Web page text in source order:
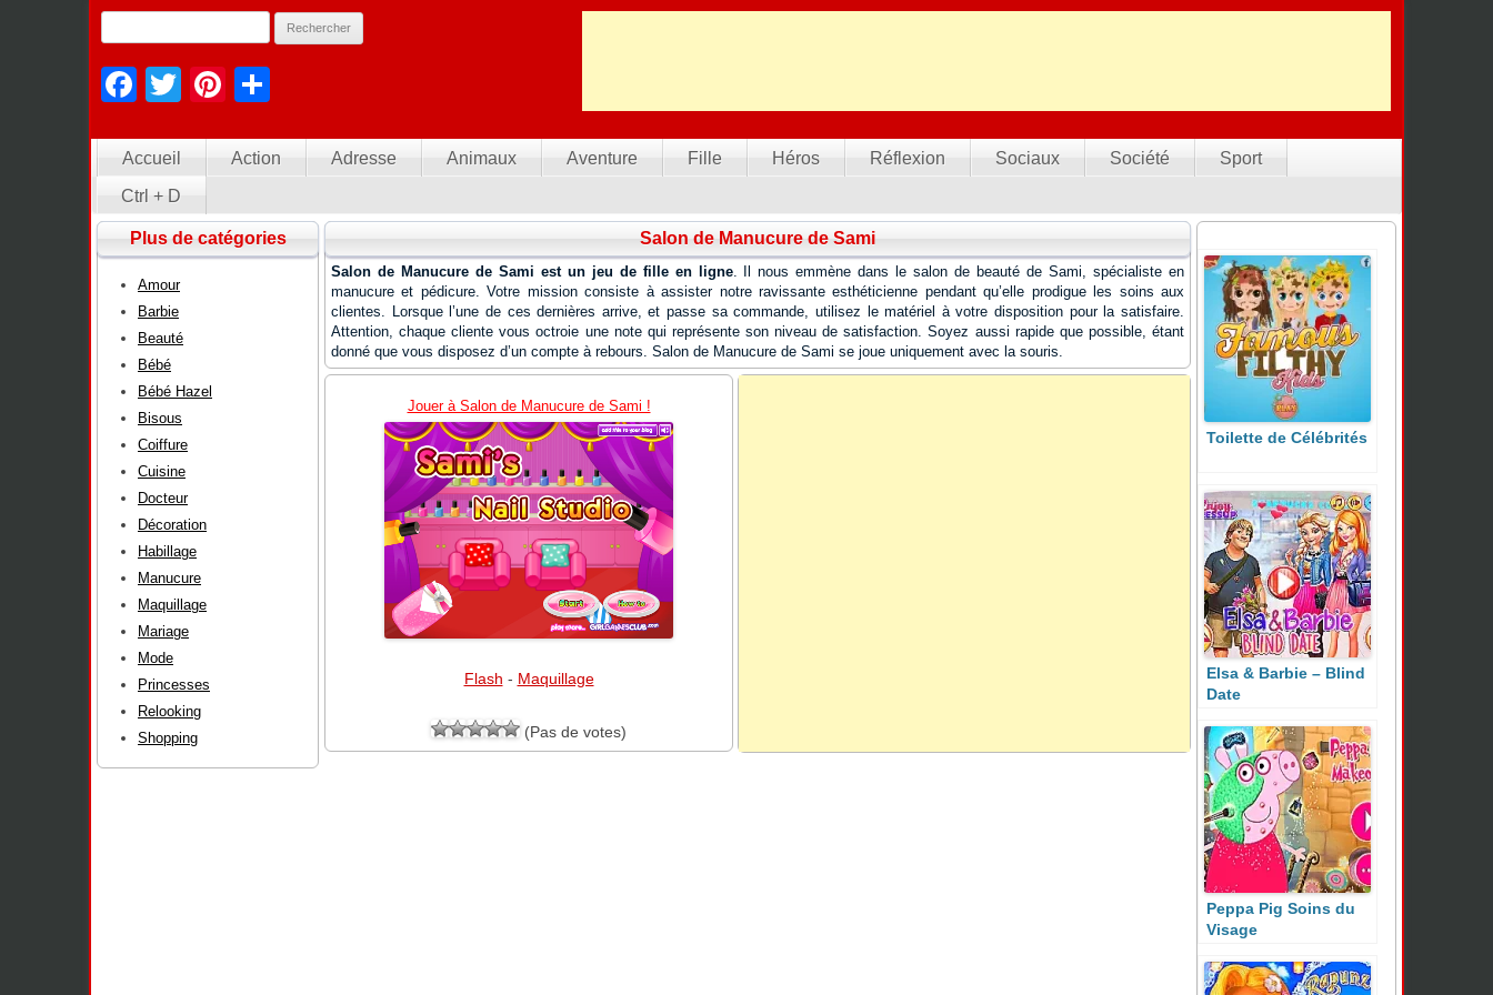
Facebook
TwitterPinterest
Accueil Action Adresse Animaux Aventure Fille Héros Réflexion Sociaux Société
Sport
Ctrl + D
Salon de Manucure de Sami
Salon de Manucure de Sami est un jeu de fille en ligne. Il nous emmène dans le salon de beauté de Sami, spécialiste en
manucure et pédicure. Votre mission consiste à assister notre ravissante esthéticienne pendant qu’elle prodigue les soins aux
clientes. Lorsque l’une de ces dernières arrive, et passe sa commande, utilisez le matériel à votre disposition pour la satisfaire.
Attention, chaque cliente vous octroie une note qui représente son niveau de satisfaction. Soyez aussi rapide que possible, étant
donné que vous disposez d’un compte à rebours. Salon de Manucure de Sami se joue uniquement avec la souris.
Jouer à Salon de Manucure de Sami !
Flash - Maquillage
(Pas de votes)
Toilette de Célébrités
Elsa & Barbie – Blind
Date
Peppa Pig Soins du
Visage
Plus de catégories
Amour
Barbie
Beauté
Bébé
Bébé Hazel
Bisous
Coiffure
Cuisine
Docteur
Décoration
Habillage
Manucure
Maquillage
Mariage
Mode
Princesses
Relooking
Shopping